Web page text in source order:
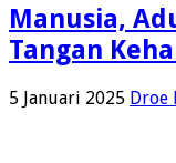
Manusia,
Tangan
5 Januari 2025 Droe